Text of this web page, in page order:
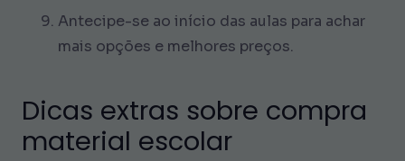
Antecipe-se ao início das aulas para achar
mais opções e melhores preços.
Dicas extras sobre compra
material escolar